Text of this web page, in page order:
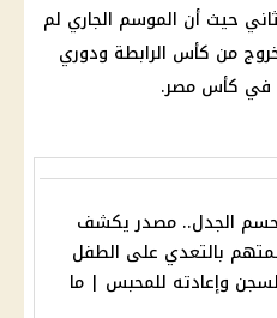
حيث أن الموسم الجاري لم
من كأس الرابطة ودوري
في كأس مصر.
الجدل.. مصدر يكشف
بالتعدي على الطفل
وإعادته للمحبس | ما